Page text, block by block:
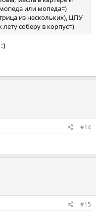
или мопеда=)
из нескольких), ЦПУ
соберу в корпус=)
#14
#15